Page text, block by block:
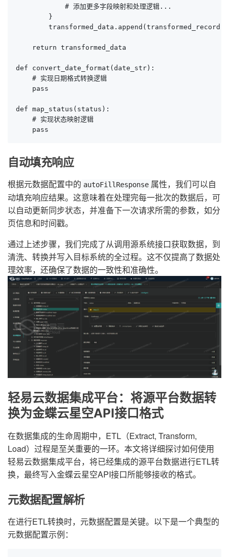
            # 添加更多字段映射和处理逻辑...
        }
        transformed_data.append(transformed_record)
    return transformed_data
def convert_date_format(date_str):
    # 实现日期格式转换逻辑
    pass
def map_status(status):
    # 实现状态映射逻辑
    pass
自动填充响应
根据元数据配置中的 autoFillResponse 属性，我们可以自
动填充响应结果。这意味着在处理完每一批次的数据后，可
以自动更新同步状态，并准备下一次请求所需的参数，如分
页信息和时间戳。
通过上述步骤，我们完成了从调用源系统接口获取数据，到
清洗、转换并写入目标系统的全过程。这不仅提高了数据处
理效率，还确保了数据的一致性和准确性。
轻易云数据集成平台：将源平台数据转
换为金蝶云星空API接口格式
在数据集成的生命周期中，ETL（Extract, Transform,
Load）过程是至关重要的一环。本文将详细探讨如何使用
轻易云数据集成平台，将已经集成的源平台数据进行ETL转
换，最终写入金蝶云星空API接口所能够接收的格式。
元数据配置解析
在进行ETL转换时，元数据配置是关键。以下是一个典型的
元数据配置示例：